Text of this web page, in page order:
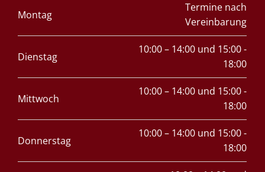
Montag
Termine nach
Vereinbarung
Dienstag
10:00 – 14:00 und 15:00 -
18:00
Mittwoch
10:00 – 14:00 und 15:00 -
18:00
Donnerstag
10:00 – 14:00 und 15:00 -
18:00